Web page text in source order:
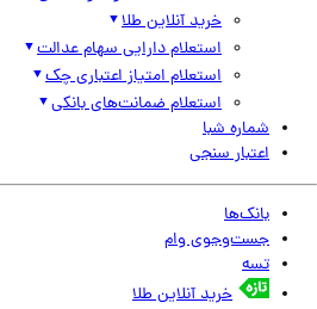
خرید آنلاین طلا
استعلام دارایی سهام عدالت
استعلام امتیاز اعتباری چک
استعلام ضمانت‌های بانکی
شماره شبا
اعتبار سنجی
بانک‌ها
جست‌وجوی وام
تسه
خرید آنلاین طلا